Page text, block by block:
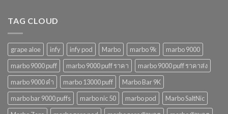
TAG CLOUD
grape aloe infy infy pod Marbo marbo 9k
marbo 9000
marbo 9000 puff
marbo 9000 puff ราคา
marbo 9000 puff ราคาส่ง
marbo 9000 คํา
marbo 13000 puff
Marbo Bar 9K
marbo bar 9000 puffs
marbo nic 50 marbo pod
Marbo SaltNic